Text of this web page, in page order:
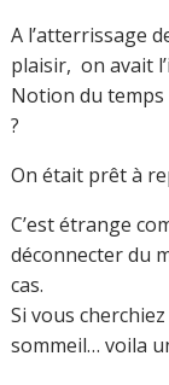
A l’atterrissage
plaisir, on avait
Notion du temps
?
On était prêt à
C’est étrange
déconnecter du
cas.
Si vous
sommeil… voila